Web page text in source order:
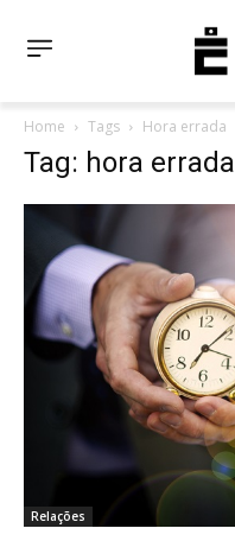
Home Tags Hora errada
Tag: hora errada
Relações